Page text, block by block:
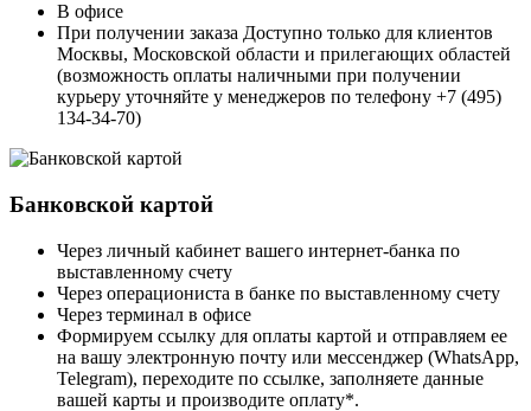
В офисе
При получении заказа Доступно только для клиентов
Москвы, Московской области и прилегающих областей
(возможность оплаты наличными при получении
курьеру уточняйте у менеджеров по телефону +7 (495)
134-34-70)
Банковской картой
Через личный кабинет вашего интернет-банка по
выставленному счету
Через операциониста в банке по выставленному счету
Через терминал в офисе
Формируем ссылку для оплаты картой и отправляем ее
на вашу электронную почту или мессенджер (WhatsApp,
Telegram), переходите по ссылке, заполняете данные
вашей карты и производите оплату*.